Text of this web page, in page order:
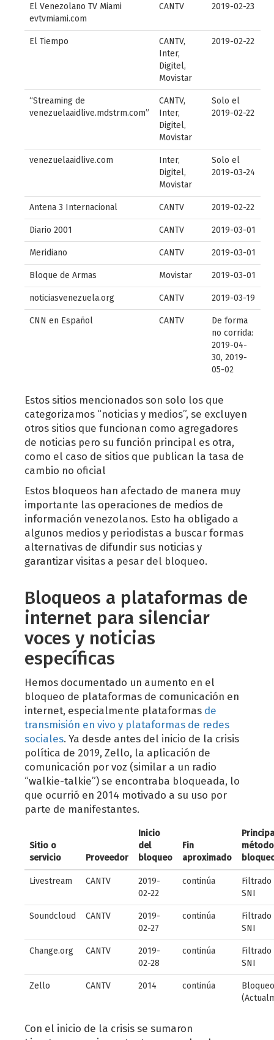
El Venezolano TV Miami
evtvmiami.com
CANTV 2019-02-23
El Tiempo
CANTV,
Inter,
Digitel,
Movistar
2019-02-22
“Streaming de
venezuelaaidlive.mdstrm.com”
CANTV,
Inter,
Digitel,
Movistar
Solo el
2019-02-22
venezuelaaidlive.com
Inter,
Digitel,
Movistar
Solo el
2019-03-24
Antena 3 Internacional CANTV 2019-02-22
Diario 2001 CANTV 2019-03-01
Meridiano CANTV 2019-03-01
Bloque de Armas Movistar 2019-03-01
noticiasvenezuela.org CANTV 2019-03-19
CNN en Español CANTV
De forma
no corrida:
2019-04-
30, 2019-
05-02
Estos sitios mencionados son solo los que
categorizamos “noticias y medios”, se excluyen
otros sitios que funcionan como agregadores
de noticias pero su función principal es otra,
como el caso de sitios que publican la tasa de
cambio no oficial
Estos bloqueos han afectado de manera muy
importante las operaciones de medios de
información venezolanos. Esto ha obligado a
algunos medios y periodistas a buscar formas
alternativas de difundir sus noticias y
garantizar visitas a pesar del bloqueo.
Bloqueos a plataformas de
internet para silenciar
voces y noticias
específicas
Hemos documentado un aumento en el
bloqueo de plataformas de comunicación en
internet, especialmente plataformas de
transmisión en vivo y plataformas de redes
sociales. Ya desde antes del inicio de la crisis
política de 2019, Zello, la aplicación de
comunicación por voz (similar a un radio
“walkie-talkie”) se encontraba bloqueada, lo
que ocurrió en 2014 motivado a su uso por
parte de manifestantes.
Sitio o
servicio
Proveedor
Inicio
del
bloqueo
Fin
aproximado
Livestream CANTV
2019-
02-22
continúa
SNI
Soundcloud CANTV
2019-
02-27
continúa
SNI
Change.org CANTV
2019-
02-28
continúa
SNI
Zello CANTV 2014 continúa
Con el inicio de la crisis se sumaron